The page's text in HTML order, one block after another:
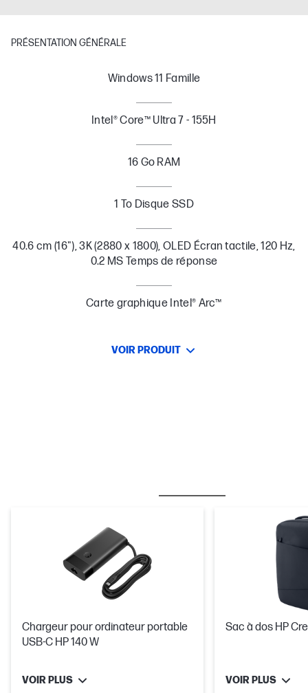
PRÉSENTATION GÉNÉRALE
Windows 11 Famille
Intel® Core™ Ultra 7 - 155H
16 Go RAM
1 To Disque SSD
40.6 cm (16"), 3K (2880 x 1800), OLED Écran tactile, 120 Hz,
0.2 MS Temps de réponse
Carte graphique Intel® Arc™
VOIR PRODUIT
Chargeur pour ordinateur portable
USB-C HP 140 W
VOIR PLUS
Sac à dos HP
VOIR PLUS